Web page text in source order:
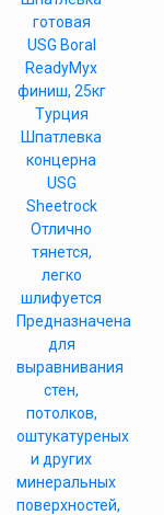
готовая
USG Boral
ReadyMyx
финиш, 25кг
Турция
Шпатлевка
концерна
USG
Sheetrock
Отлично
тянется,
легко
шлифуется
Предназначена
для
выравнивания
стен,
потолков,
оштукатуреных
и других
минеральных
поверхностей,